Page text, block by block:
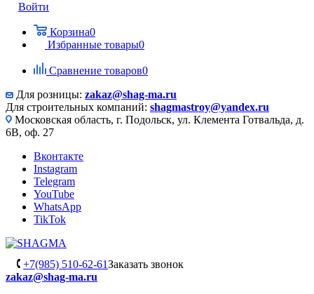
Войти
Корзина0
Избранные товары0
Сравнение товаров0
Для розницы: zakaz@shag-ma.ru
Для строительных компаний: shagmastroy@yandex.ru
Московская область, г. Подольск, ул. Клемента Готвальда, д.
6В, оф. 27
Вконтакте
Instagram
Telegram
YouTube
WhatsApp
TikTok
+7(985) 510-62-61Заказать звонок
zakaz@shag-ma.ru